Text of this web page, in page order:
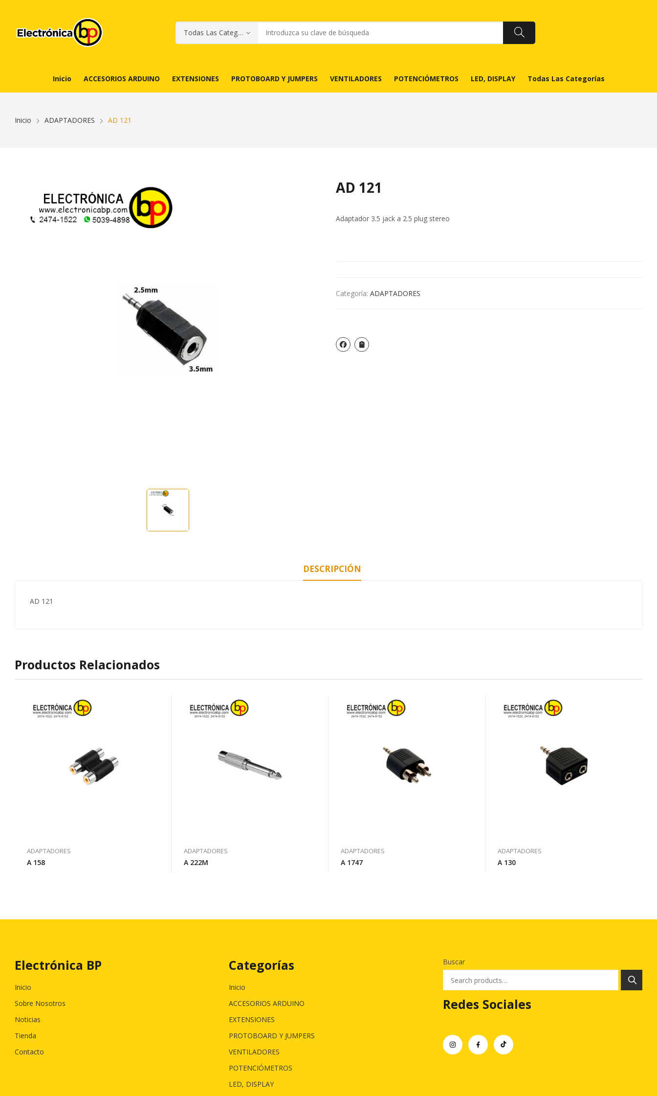
Inicio ACCESORIOS ARDUINO EXTENSIONES PROTOBOARD Y JUMPERS VENTILADORES POTENCIÓMETROS LED, DISPLAY Todas Las Categorías
Inicio ADAPTADORES AD 121
AD 121
Adaptador 3.5 jack a 2.5 plug stereo
Categoría: ADAPTADORES
DESCRIPCIÓN
AD 121
Productos Relacionados
ADAPTADORES
A 158
ADAPTADORES
A 222M
ADAPTADORES
A 1747
ADAPTADORES
A 130
Electrónica BP
Inicio
Sobre Nosotros
Noticias
Tienda
Contacto
Categorías
Inicio
ACCESORIOS ARDUINO
EXTENSIONES
PROTOBOARD Y JUMPERS
VENTILADORES
POTENCIÓMETROS
LED, DISPLAY
Buscar
Redes Sociales